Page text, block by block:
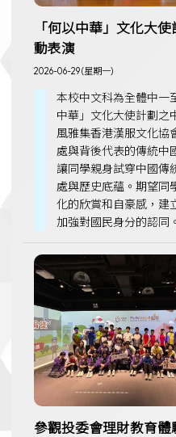
「何以中華」文化大
動表演
2026-06-29 (星期一)
本校中文科為全體中一
中華」文化大使計劃之
風雅集香港漢服文化協
處與背後代表的傳統中
讓同學親身試穿中國傳
處與歷史底蘊。期望同
化的欣賞和自豪感，建
加強對國民身分的認同。
參觀投委會理財教育體